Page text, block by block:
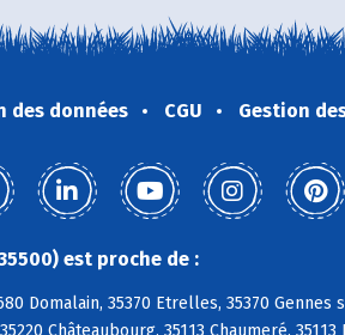
des données CGU Gestion
est proche de :
Domalain, 35370 Etrelles, 35370 Gennes
Châteaubourg, 35113 Chaumeré,